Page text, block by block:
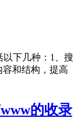
下几种‌：1、‌搜
和结构，提高
的收录